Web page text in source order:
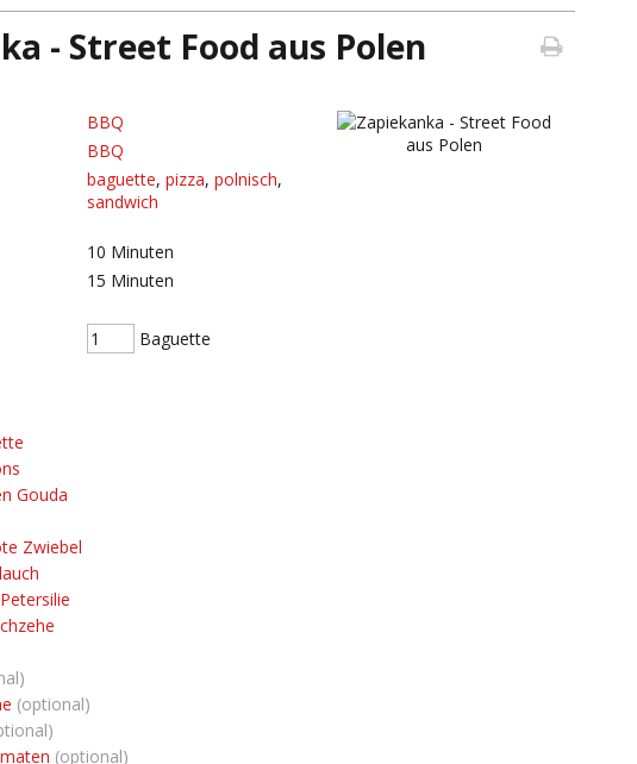
- Street Food aus Polen
BBQ
BBQ
baguette, pizza, polnisch,
sandwich
10 Minuten
15 Minuten
Baguette
Gouda
Zwiebel
(optional)
(optional)